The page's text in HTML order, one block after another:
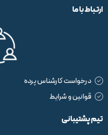
ارتباط با ما
درخواست کارشناس پرده
قوانین و شرایط
تیم پشتیبانی